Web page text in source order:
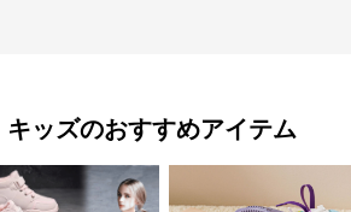
キッズのおすすめアイテム